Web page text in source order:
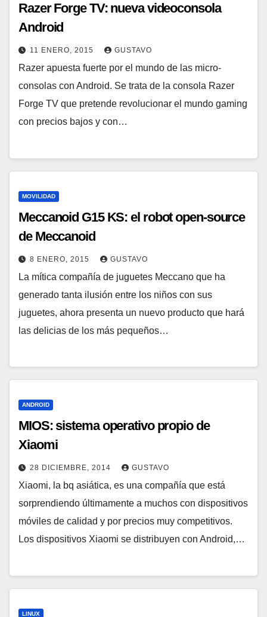
Razer Forge TV: nueva videoconsola
Android
11 ENERO, 2015 GUSTAVO
Razer apuesta fuerte por el mundo de las micro-
consolas con Android. Se trata de la consola Razer
Forge TV que pretende revolucionar el mundo gaming
con precios bajos y con…
MOVILIDAD
Meccanoid G15 KS: el robot open-source
de Meccanoid
8 ENERO, 2015 GUSTAVO
La mítica compañía de juguetes Meccano que ha
generado tanta ilusión entre los niños con sus
juguetes, ahora presenta un nuevo producto que hará
las delicias de los más pequeños…
ANDROID
MIOS: sistema operativo propio de
Xiaomi
28 DICIEMBRE, 2014 GUSTAVO
Xiaomi, la bq asiática, es una compañía que está
sorprendiendo últimamente a muchos con dispositivos
móviles de calidad y por precios muy competitivos.
Los dispositivos Xiaomi se distribuyen con Android,…
LINUX